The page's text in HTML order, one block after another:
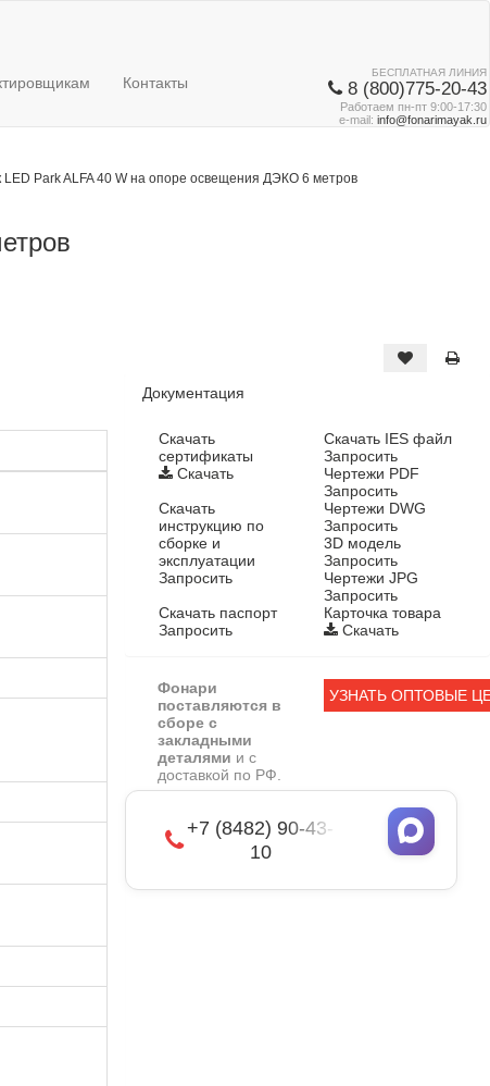
Контакты
БЕСПЛАТНАЯ ЛИНИЯ
8 (800)775-20-43
Работаем пн-пт 9:00-17:30
e-mail: info@fonarimayak.ru
Park ALFA 40 W на опоре освещения ДЭКО 6 метров
Документация
Cкачать
сертификаты
Скачать
Скачать IES файл
Запросить
Чертежи PDF
Запросить
Скачать
инструкцию по
сборке и
эксплуатации
Запросить
Чертежи DWG
Запросить
3D модель
Запросить
Чертежи JPG
Запросить
Скачать паспорт
Запросить
Карточка товара
Скачать
Фонари
поставляются в
сборе с
закладными
деталями и с
доставкой по РФ.
УЗНАТЬ ОПТОВЫЕ
+7 (8482) 90-43-
10